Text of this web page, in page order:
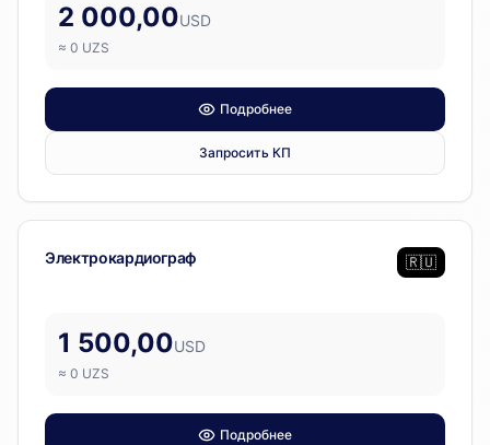
2 000,00USD
≈ 0 UZS
Подробнее
Запросить КП
Диагностическое оборудование
Электрокардиограф 🇷🇺
1 500,00USD
≈ 0 UZS
Подробнее